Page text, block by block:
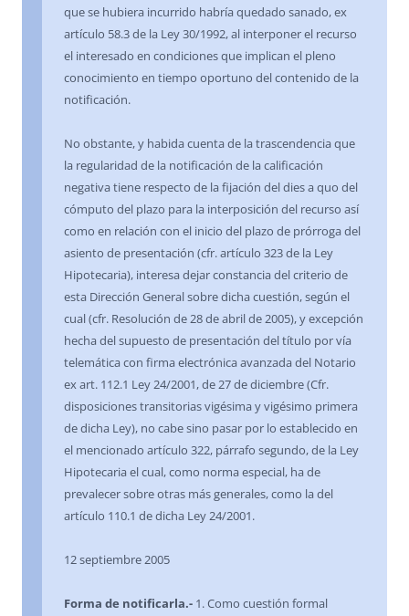
que se hubiera incurrido habría quedado sanado, ex
artículo 58.3 de la Ley 30/1992, al interponer el recurso
el interesado en condiciones que implican el pleno
conocimiento en tiempo oportuno del contenido de la
notificación.
No obstante, y habida cuenta de la trascendencia que
la regularidad de la notificación de la calificación
negativa tiene respecto de la fijación del dies a quo del
cómputo del plazo para la interposición del recurso así
como en relación con el inicio del plazo de prórroga del
asiento de presentación (cfr. artículo 323 de la Ley
Hipotecaria), interesa dejar constancia del criterio de
esta Dirección General sobre dicha cuestión, según el
cual (cfr. Resolución de 28 de abril de 2005), y excepción
hecha del supuesto de presentación del título por vía
telemática con firma electrónica avanzada del Notario
ex art. 112.1 Ley 24/2001, de 27 de diciembre (Cfr.
disposiciones transitorias vigésima y vigésimo primera
de dicha Ley), no cabe sino pasar por lo establecido en
el mencionado artículo 322, párrafo segundo, de la Ley
Hipotecaria el cual, como norma especial, ha de
prevalecer sobre otras más generales, como la del
artículo 110.1 de dicha Ley 24/2001.
12 septiembre 2005
Forma de notificarla.- 1. Como cuestión formal